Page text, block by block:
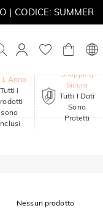
| CODICE: SUMMER
IN REGALO
1 Anno
Tutti i
sono
Shopping
Sicuro
Tutti I Dati
Sono
Protetti
Nessun prodotto